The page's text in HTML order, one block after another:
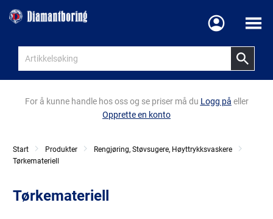
Meny
For å kunne handle hos oss og se priser må du Logg på eller
Opprette en konto
Start Produkter
Rengjøring, Støvsugere, Høyttrykksvaskere
Tørkemateriell
Tørkemateriell